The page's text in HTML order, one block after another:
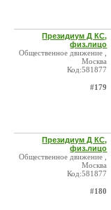
Президиум Д КС,
физ.лицо
Общественное движение ,
Москва
Код:581877
#179
Президиум Д КС,
физ.лицо
Общественное движение ,
Москва
Код:581877
#180